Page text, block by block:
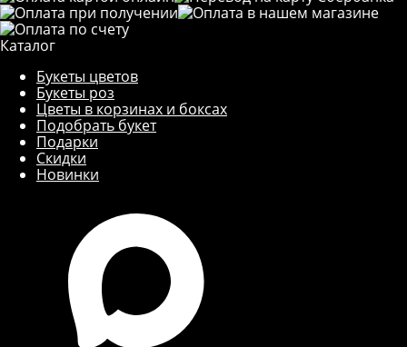
Каталог
Букеты цветов
Букеты роз
Цветы в корзинах и боксах
Подобрать букет
Подарки
Скидки
Новинки